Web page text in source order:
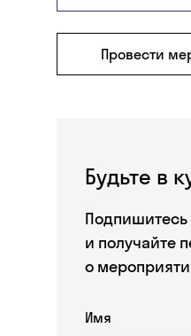
Провести
Будьте в
и получайте
о